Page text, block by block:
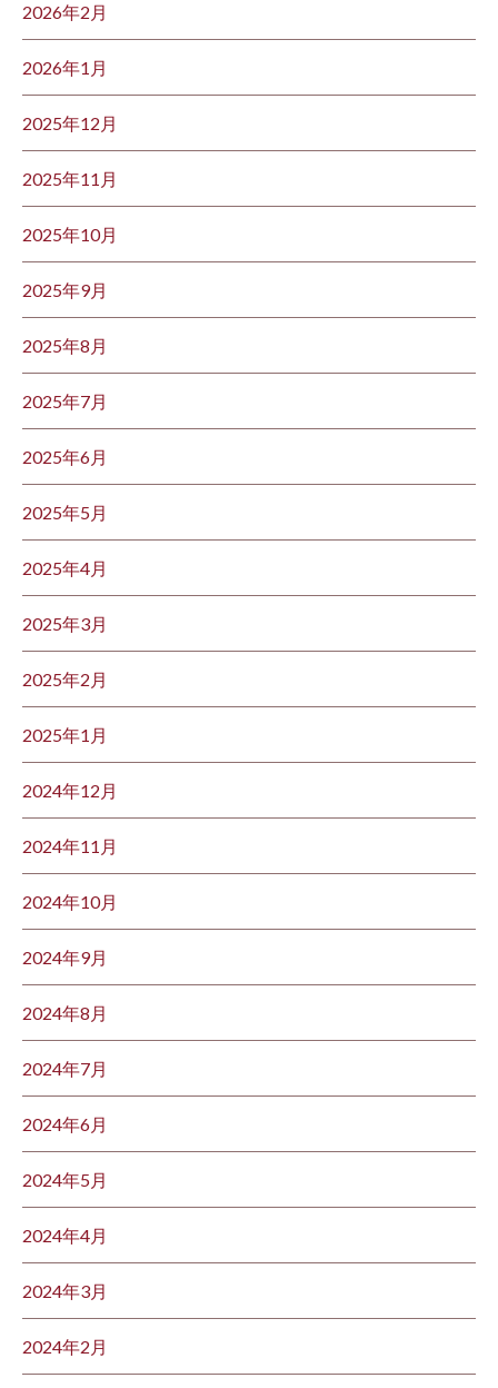
2026年2月
2026年1月
2025年12月
2025年11月
2025年10月
2025年9月
2025年8月
2025年7月
2025年6月
2025年5月
2025年4月
2025年3月
2025年2月
2025年1月
2024年12月
2024年11月
2024年10月
2024年9月
2024年8月
2024年7月
2024年6月
2024年5月
2024年4月
2024年3月
2024年2月